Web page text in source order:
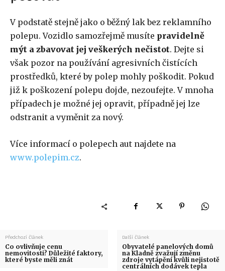
V podstatě stejně jako o běžný lak bez reklamního
polepu. Vozidlo samozřejmě musíte pravidelně
mýt a zbavovat jej veškerých nečistot. Dejte si
však pozor na používání agresivních čistících
prostředků, které by polep mohly poškodit. Pokud
již k poškození polepu dojde, nezoufejte. V mnoha
případech je možné jej opravit, případně jej lze
odstranit a vyměnit za nový.
Více informací o polepech aut najdete na
www.polepim.cz.
Předchozí článek
Co ovlivňuje cenu
nemovitosti? Důležité faktory,
které byste měli znát
Další článek
Obyvatelé panelových domů
na Kladně zvažují změnu
zdroje vytápění kvůli nejistotě
centrálních dodávek tepla